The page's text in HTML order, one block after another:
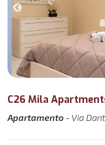
Previous
C26 Mila
Apartamento - Via